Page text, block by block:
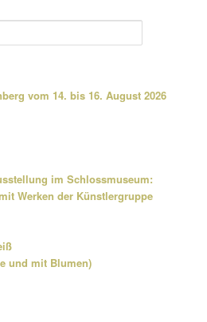
vom 14. bis 16. August 2026
im Schlossmuseum:
Werken der Künstlergruppe
und mit Blumen)